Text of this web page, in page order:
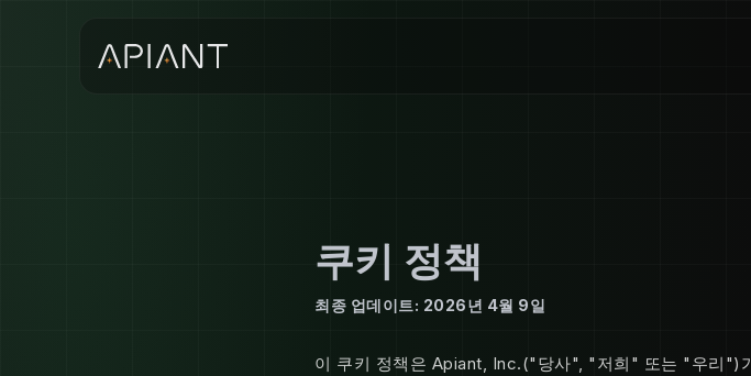
쿠키 정책
최종 업데이트: 2026년 4월 9일
이 쿠키 정책은 Apiant, Inc.("당사", "저희" 또는 "우리")